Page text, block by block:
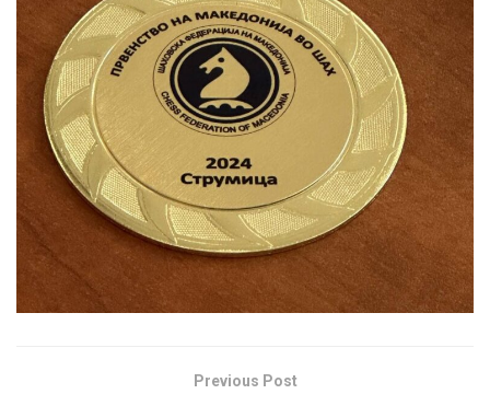
Previous Post